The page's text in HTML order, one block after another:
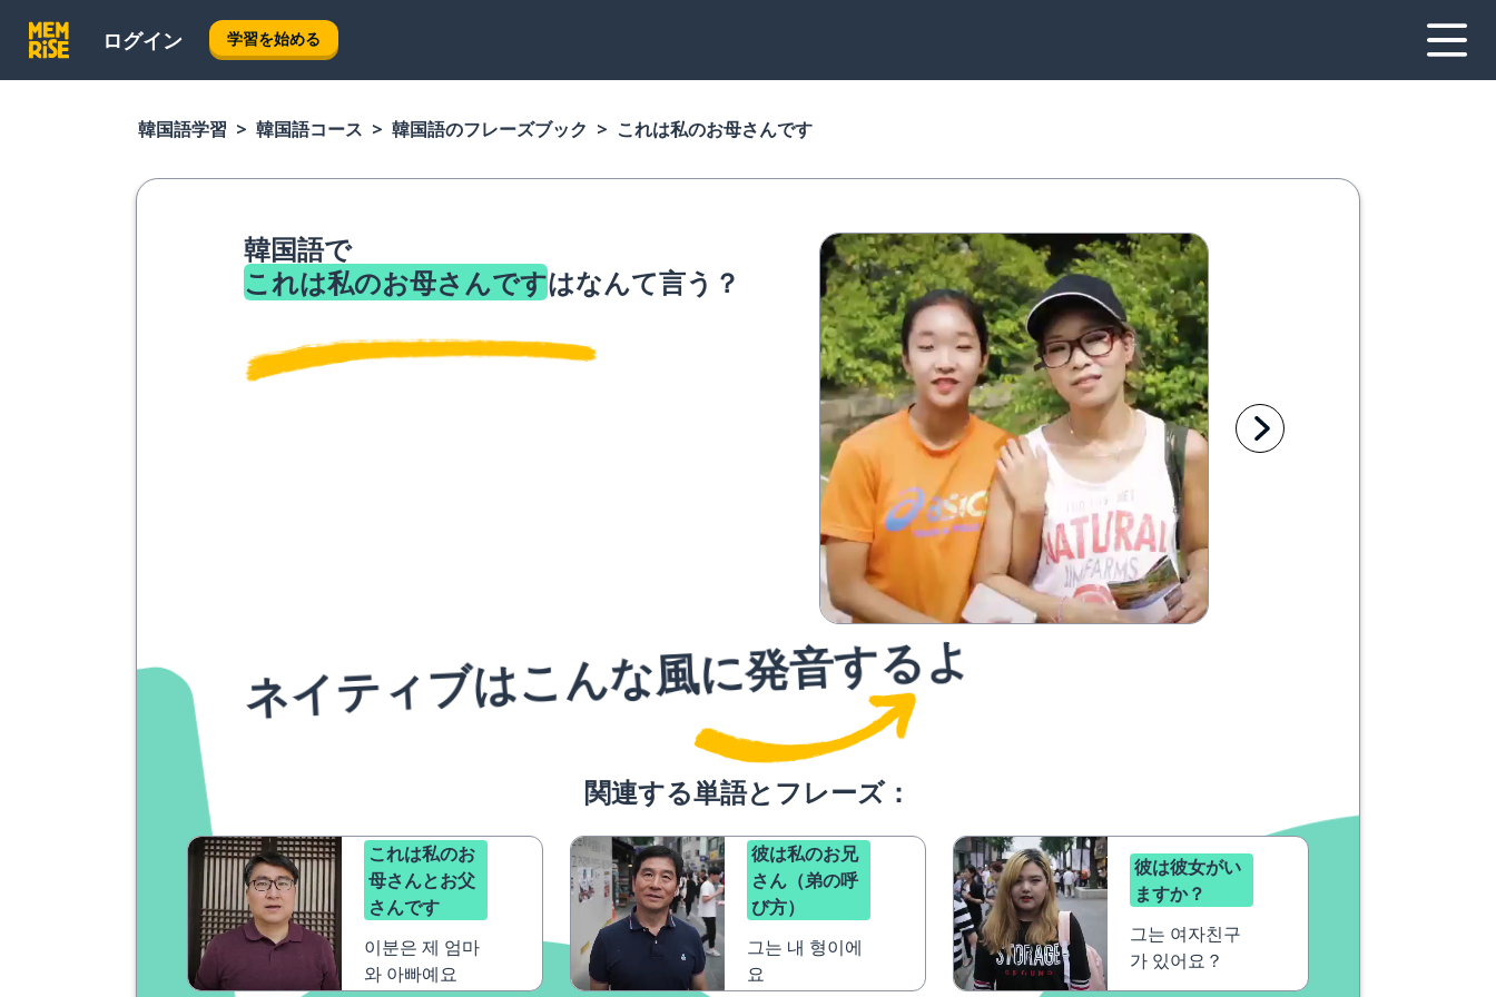
ログイン 学習を始める
韓国語学習 韓国語コース 韓国語のフレーズブック これは私のお母さんです
韓国語で
これは私のお母さんですはなんて言う？
ネイティブはこんな風に発音するよ
関連する単語とフレーズ：
これは私のお
母さんとお父
さんです
이분은 제 엄마
와 아빠예요
彼は私のお兄
さん（弟の呼
び方）
그는 내 형이에
요
彼は彼女がい
ますか？
그는 여자친구
가 있어요？